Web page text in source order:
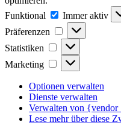
Funktional
Funktional
Immer aktiv
Präferenzen
Präferenzen
Statistiken Statistiken
Marketing Marketing
Optionen verwalten
Dienste verwalten
Verwalten von
Lese mehr über diese